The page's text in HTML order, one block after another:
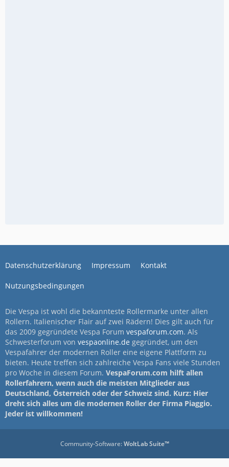
Datenschutzerklärung Impressum Kontakt
Nutzungsbedingungen
Die Vespa ist wohl die bekannteste Rollermarke unter allen
Rollern. Italienischer Flair auf zwei Rädern! Dies gilt auch für
das 2009 gegründete Vespa Forum vespaforum.com. Als
Schwesterforum von vespaonline.de gegründet, um den
Vespafahrer der modernen Roller eine eigene Plattform zu
bieten. Heute treffen sich zahlreiche Vespa Fans viele Stunden
pro Woche in diesem Forum. VespaForum.com hilft allen
Rollerfahrern, wenn auch die meisten Mitglieder aus
Deutschland, Österreich oder der Schweiz sind. Kurz: Hier
dreht sich alles um die modernen Roller der Firma Piaggio.
Jeder ist willkommen!
Community-Software:WoltLab Suite™